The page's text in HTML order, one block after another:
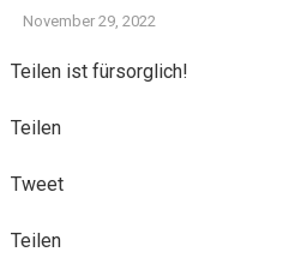
November 29, 2022
Teilen ist fürsorglich!
Teilen
Tweet
Teilen